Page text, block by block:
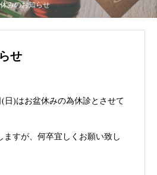
みのお知らせ
せ
日)はお盆休みの為休診とさせて
ますが、何卒宜しくお願い致し